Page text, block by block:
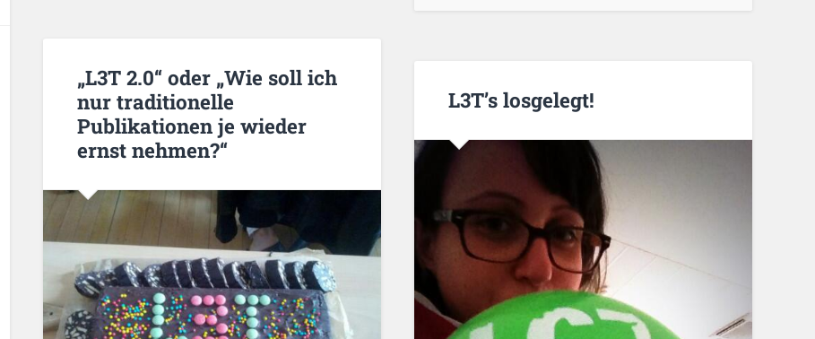
„L3T 2.0“ oder „Wie soll ich
nur traditionelle
Publikationen je wieder
ernst nehmen?“
L3T’s losgelegt!